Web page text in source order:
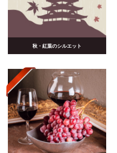
秋・紅葉のシルエット